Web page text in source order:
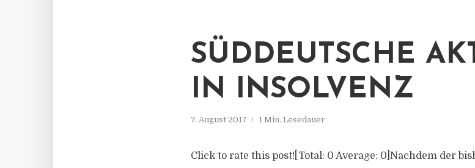
SÜDDEUTSCHE
IN INSOLVENZ
7. August 2017 1 Min. Lesedauer
Click to rate this post![Total: 0 Average: 0]Nachdem der